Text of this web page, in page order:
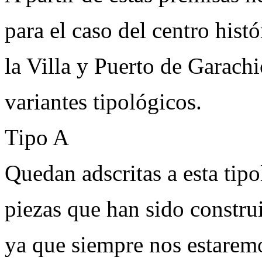
para el caso del centro
la Villa y Puerto de
variantes tipológicos.
Tipo A
Quedan adscritas a esta
piezas que han sido
ya que siempre nos